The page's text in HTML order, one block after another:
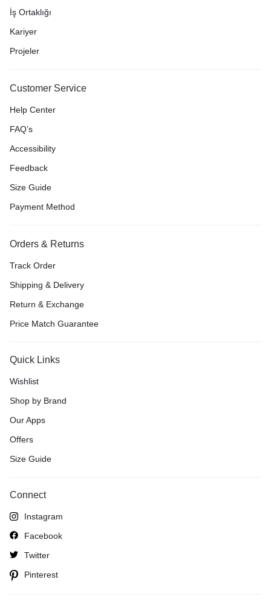
İş Ortaklığı
Kariyer
Projeler
Customer Service
Help Center
FAQ’s
Accessibility
Feedback
Size Guide
Payment Method
Orders & Returns
Track Order
Shipping & Delivery
Return & Exchange
Price Match Guarantee
Quick Links
Wishlist
Shop by Brand
Our Apps
Offers
Size Guide
Connect
Instagram
Facebook
Twitter
Pinterest